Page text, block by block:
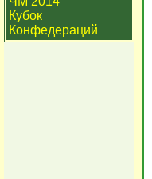
Кубок
Конфедераций